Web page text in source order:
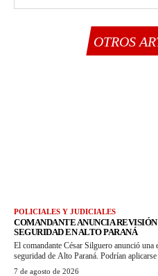
OTROS
POLICIALES Y JUDICIALES
COMANDANTE ANUNCIA
SEGURIDAD EN ALTO PARANÁ
El comandante César Silguero anunció una
seguridad de Alto Paraná. Podrían
7 de agosto de 2026